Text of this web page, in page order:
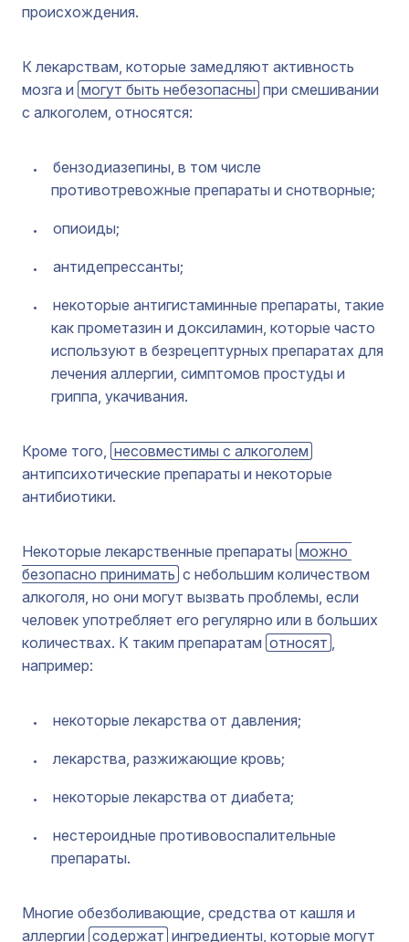
происхождения.
К лекарствам, которые замедляют активность
мозга и могут быть небезопасны при смешивании
с алкоголем, относятся:
бензодиазепины, в том числе
противотревожные препараты и снотворные;
опиоиды;
антидепрессанты;
некоторые антигистаминные препараты, такие
как прометазин и доксиламин, которые часто
используют в безрецептурных препаратах для
лечения аллергии, симптомов простуды и
гриппа, укачивания.
Кроме того, несовместимы с алкоголем
антипсихотические препараты и некоторые
антибиотики.
Некоторые лекарственные препараты можно
безопасно принимать с небольшим количеством
алкоголя, но они могут вызвать проблемы, если
человек употребляет его регулярно или в больших
количествах. К таким препаратам относят ,
например:
некоторые лекарства от давления;
лекарства, разжижающие кровь;
некоторые лекарства от диабета;
нестероидные противовоспалительные
препараты.
Многие обезболивающие, средства от кашля и
аллергии содержат ингредиенты, которые могут